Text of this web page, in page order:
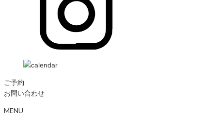
ご予約
お問い合わせ
MENU